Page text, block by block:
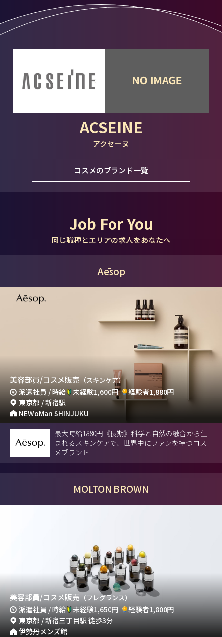
ACSEINE
アクセーヌ
コスメのブランド一覧
Job For You
同じ職種とエリアの求人をあなたへ
Aēsop
美容部員/コスメ販売 （スキンケア）
派遣社員 / 時給 未経験1,600円
経験者1,880円
東京都 / 新宿駅
NEWoMan SHINJUKU
最大時給1880円《長期》科学と自然の融合から生
まれるスキンケアで、世界中にファンを持つコス
メブランド
MOLTON BROWN
美容部員/コスメ販売 （フレグランス）
派遣社員 / 時給 未経験1,650円
経験者1,800円
東京都 / 新宿三丁目駅 徒歩3分
伊勢丹メンズ館